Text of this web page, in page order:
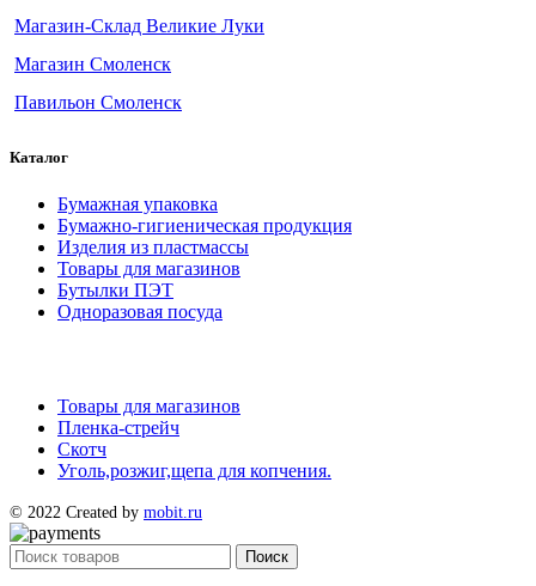
Магазин-Склад Великие Луки
Магазин Смоленск
Павильон Смоленск
Каталог
Бумажная упаковка
Бумажно-гигиеническая продукция
Изделия из пластмассы
Товары для магазинов
Бутылки ПЭТ
Одноразовая посуда
Товары для магазинов
Пленка-стрейч
Скотч
Уголь,розжиг,щепа для копчения.
© 2022 Created by mobit.ru
Поиск